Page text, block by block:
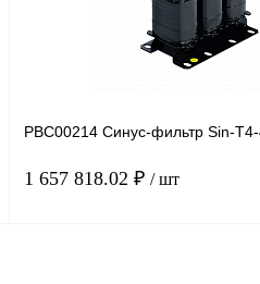
PBC00214 Синус-фильтр Sin-
1 657 818.02 ₽ / шт